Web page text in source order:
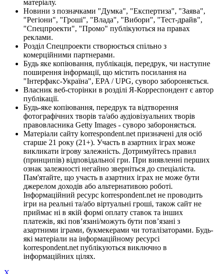
матеріалу.
Новини з позначками "Думка", "Експертиза", "Заява",
"Регіони", "Гроші", "Влада", "Вибори", "Тест-драйв",
"Спецпроекти", "Промо" публікуються на правах
реклами.
Розділ Спецпроекти створюється спільно з
комерційними партнерами.
Будь яке копіювання, публікація, передрук, чи наступне
поширення інформації, що містить посилання на
"Інтерфакс-Україна", EPA / UPG, суворо забороняється.
Власник веб-сторінки в розділі Я-Корреспондент є автор
публікації.
Будь-яке копіювання, передрук та відтворення
фотографічних творів та/або аудіовізуальних творів
правовласника Getty Images - суворо забороняється.
Матеріали сайту korrespondent.net призначені для осіб
старше 21 року (21+). Участь в азартних іграх може
викликати ігрову залежність. Дотримуйтесь правил
(принципів) відповідальної гри. При виявленні перших
ознак залежності негайно зверніться до спеціаліста.
Пам'ятайте, що участь в азартних іграх не може бути
джерелом доходів або альтернативою роботі.
Інформаційний ресурс korrespondent.net не проводить
ігри на реальні та/або віртуальні гроші, також сайт не
приймає ні в якій формі оплату ставок та інших
платежів, які пов’язані/можуть бути пов’язані з
азартними іграми, букмекерами чи тоталізаторами. Будь-
які матеріали на інформаційному ресурсі
korrespondent.net публікуються виключно в
інформаційних цілях.